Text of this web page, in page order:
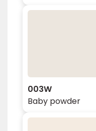
003W
Baby powder